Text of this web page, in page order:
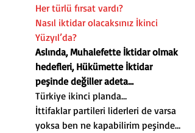
Her türlü fırsat vardı?
Nasıl iktidar olacaksınız İkinci
Yüzyıl’da?
Aslında, Muhalefette İktidar olmak
hedefleri, Hükümette İktidar
peşinde değiller adeta…
Türkiye ikinci planda…
İttifaklar partileri liderleri de varsa
yoksa ben ne kapabilirim peşinde…